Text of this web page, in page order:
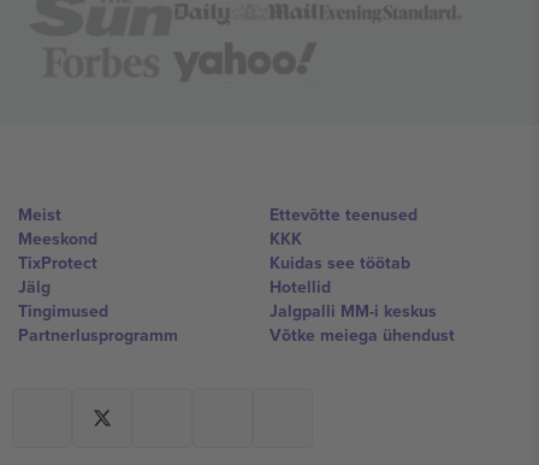
Meist
Meeskond
TixProtect
Jälg
Tingimused
Partnerlusprogramm
Ettevõtte teenused
KKK
Kuidas see töötab
Hotellid
Jalgpalli MM-i keskus
Võtke meiega ühendust